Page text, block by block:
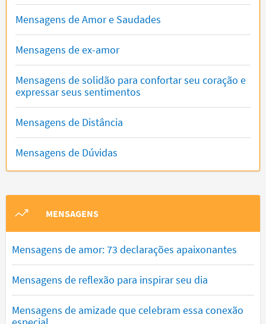
Mensagens de Amor e Saudades
Mensagens de ex-amor
Mensagens de solidão para confortar seu coração e
expressar seus sentimentos
Mensagens de Distância
Mensagens de Dúvidas
MENSAGENS
Mensagens de amor: 73 declarações apaixonantes
Mensagens de reflexão para inspirar seu dia
Mensagens de amizade que celebram essa conexão